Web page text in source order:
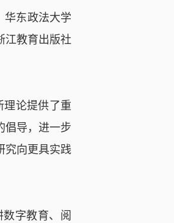
华东政法大学
江教育出版社
理论提供了重
倡导，进一步
究向更具实践
字教育、阅